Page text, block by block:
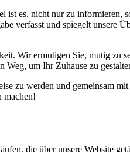
es, nicht nur zu informieren,
verfasst und spiegelt unsere
Wir ermutigen Sie, mutig zu
Weg, um Ihr Zuhause zu
zu werden und gemeinsam
machen!
die über unsere Website